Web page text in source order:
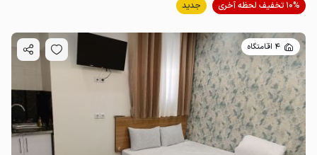
10% تخفیف لحظه آخری
جدید
4 اقامتگاه